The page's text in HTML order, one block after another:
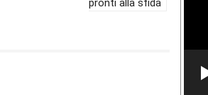
pronti alla sfida